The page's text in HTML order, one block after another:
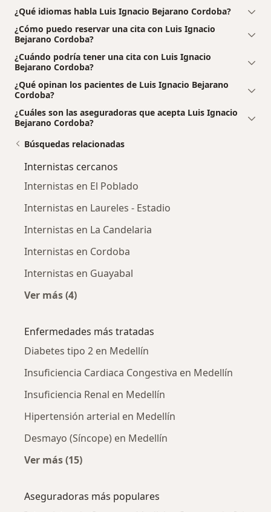
¿Qué idiomas habla Luis Ignacio Bejarano Cordoba?
¿Cómo puedo reservar una cita con Luis Ignacio
Bejarano Cordoba?
¿Cuándo podría tener una cita con Luis Ignacio
Bejarano Cordoba?
¿Qué opinan los pacientes de Luis Ignacio Bejarano
Cordoba?
¿Cuáles son las aseguradoras que acepta Luis Ignacio
Bejarano Cordoba?
Búsquedas relacionadas
Internistas cercanos
Internistas en El Poblado
Internistas en Laureles - Estadio
Internistas en La Candelaria
Internistas en Cordoba
Internistas en Guayabal
Ver más (4)
Enfermedades más tratadas
Diabetes tipo 2 en Medellín
Insuficiencia Cardiaca Congestiva en Medellín
Insuficiencia Renal en Medellín
Hipertensión arterial en Medellín
Desmayo (Síncope) en Medellín
Ver más (15)
Aseguradoras más populares